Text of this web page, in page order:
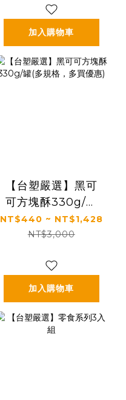
加入購物車
【台塑嚴選】黑可
可方塊酥330g/罐
(多規格，多買優惠)
NT$440 ~ NT$1,428
NT$3,000
加入購物車